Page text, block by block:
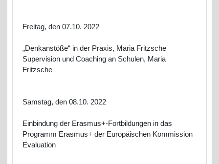
Freitag, den 07.10. 2022
„Denkanstöße“ in der Praxis, Maria Fritzsche
Supervision und Coaching an Schulen, Maria
Fritzsche
Samstag, den 08.10. 2022
Einbindung der Erasmus+-Fortbildungen in das
Programm Erasmus+ der Europäischen Kommission
Evaluation